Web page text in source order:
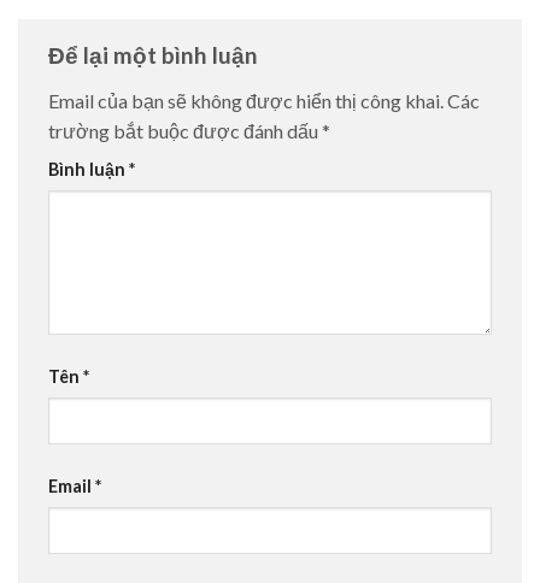
Để lại một bình luận
Email của bạn sẽ không được hiển thị công khai.Các
trường bắt buộc được đánh dấu *
Bình luận *
Tên *
Email *